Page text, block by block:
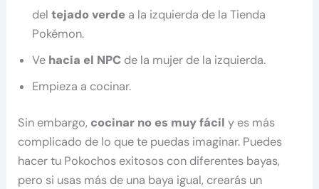
deltejado verde a la izquierda de la Tienda
Pokémon.
Ve hacia el NPC de la mujer de la izquierda.
Empieza a cocinar.
Sin embargo, cocinar no es muy fácily es más
complicado de lo que te puedas imaginar. Puedes
hacer tu Pokochos exitosos con diferentes bayas,
pero si usas más de una baya igual, crearás un